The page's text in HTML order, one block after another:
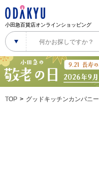
小田急百貨店オンラインショッピング
TOP グッドキッチンカンパニー